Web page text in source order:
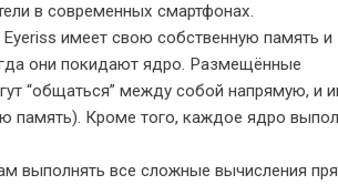
в современных смартфонах.
имеет свою собственную память и
они покидают ядро. Размещённые
“общаться” между собой напрямую, и
память). Кроме того, каждое ядро
выполнять все сложные вычисления